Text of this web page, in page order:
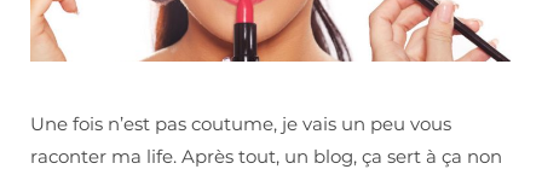
Une fois n’est pas coutume, je vais un peu vous
raconter ma life. Après tout, un blog, ça sert à ça non